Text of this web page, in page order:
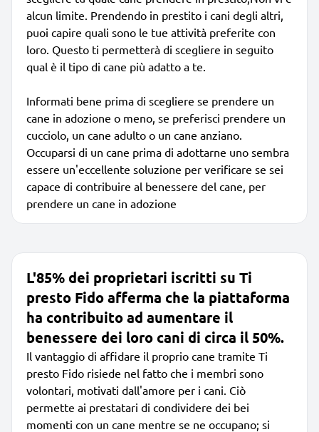
alcun limite. Prendendo in prestito i cani degli altri,
puoi capire quali sono le tue attività preferite con
loro. Questo ti permetterà di scegliere in seguito
qual è il tipo di cane più adatto a te.
Informati bene prima di scegliere se prendere un
cane in adozione o meno, se preferisci prendere un
cucciolo, un cane adulto o un cane anziano.
Occuparsi di un cane prima di adottarne uno sembra
essere un'eccellente soluzione per verificare se sei
capace di contribuire al benessere del cane, per
prendere un cane in adozione
L'85% dei proprietari iscritti su Ti
presto Fido afferma che la piattaforma
ha contribuito ad aumentare il
benessere dei loro cani di circa il 50%.
Il vantaggio di affidare il proprio cane tramite Ti
presto Fido risiede nel fatto che i membri sono
volontari, motivati dall'amore per i cani. Ciò
permette ai prestatari di condividere dei bei
momenti con un cane mentre se ne occupano; si